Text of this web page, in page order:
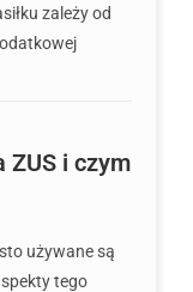
zależy od
ZUS i czym
używane są
tego